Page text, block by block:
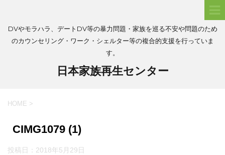
DVやモラハラ、デートDV等の暴力問題・家族を巡る不安や問題のため
のカウンセリング・ワーク・シェルター等の複合的支援を行っていま
す。
日本家族再生センター
HOME >
CIMG1079 (1)
投稿日： 2018年5月29日